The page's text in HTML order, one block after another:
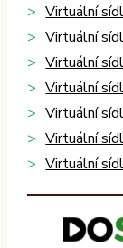
Virtuální
Virtuální
Virtuální
Virtuální
Virtuální
Virtuální
Virtuální